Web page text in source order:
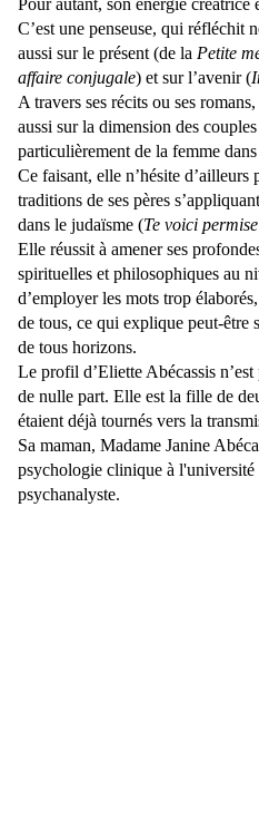
Pour autant, son énergie créatrice
C’est une penseuse, qui réfléchit
aussi sur le présent (de la Petite
affaire conjugale) et sur l’avenir (
A travers ses récits ou ses
aussi sur la dimension des
particulièrement de la femme dans
Ce faisant, elle n’hésite d’ailleurs
traditions de ses pères
dans le judaïsme (Te voici
Elle réussit à amener ses
spirituelles et philosophiques au
d’employer les mots trop
de tous, ce qui explique peut-être
de tous horizons.
Le profil d’Eliette Abécassis
de nulle part. Elle est la fille de
étaient déjà tournés vers la
Sa maman, Madame Janine
psychologie clinique à l'université
psychanalyste.